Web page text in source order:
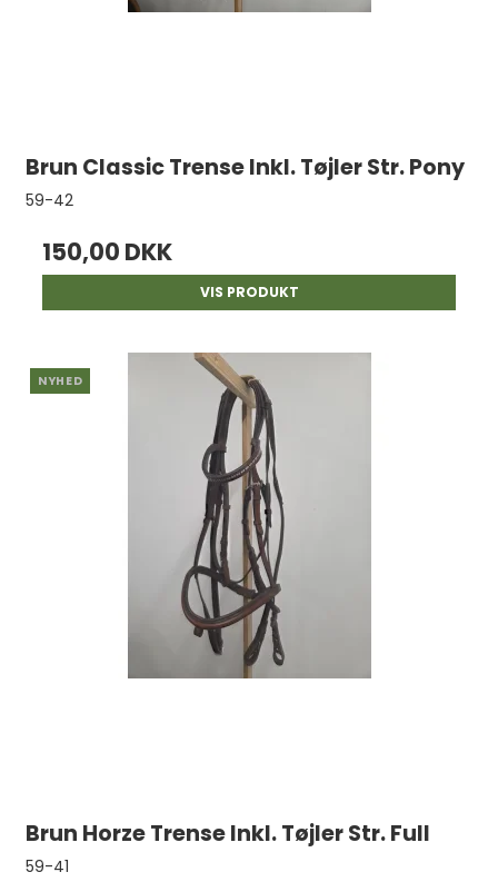
Brun Classic Trense Inkl. Tøjler Str. Pony
59-42
150,00 DKK
VIS PRODUKT
NYHED
Brun Horze Trense Inkl. Tøjler Str. Full
59-41